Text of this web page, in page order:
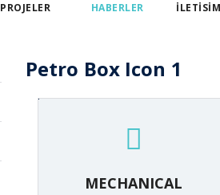
PROJELER HABERLER ILETISIM
Petro Box Icon 1
MECHANICAL